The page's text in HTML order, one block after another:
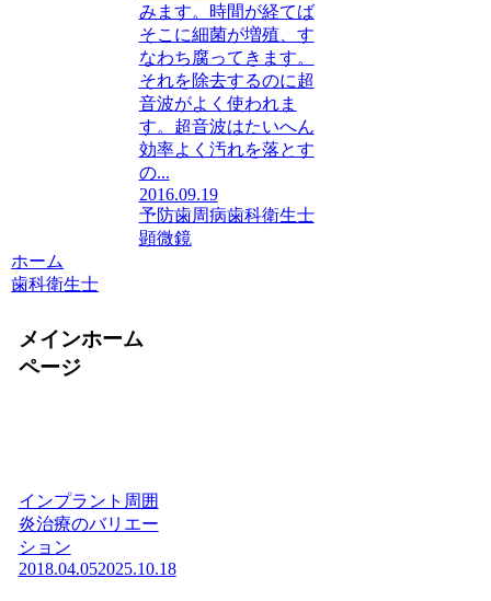
みます。時間が経てば
そこに細菌が増殖、す
なわち腐ってきます。
それを除去するのに超
音波がよく使われま
す。超音波はたいへん
効率よく汚れを落とす
の...
2016.09.19
予防歯周病歯科衛生士
顕微鏡
ホーム
歯科衛生士
メインホーム
ページ
インプラント周囲
炎治療のバリエー
ション
2018.04.052025.10.18